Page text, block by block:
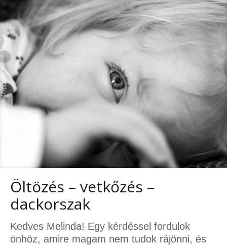
Öltözés – vetkőzés –
dackorszak
Kedves Melinda! Egy kérdéssel fordulok
önhöz, amire magam nem tudok rájönni, és